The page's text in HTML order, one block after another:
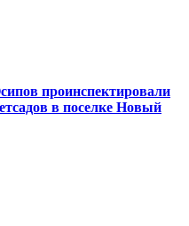
проинспектировали
в поселке Новый